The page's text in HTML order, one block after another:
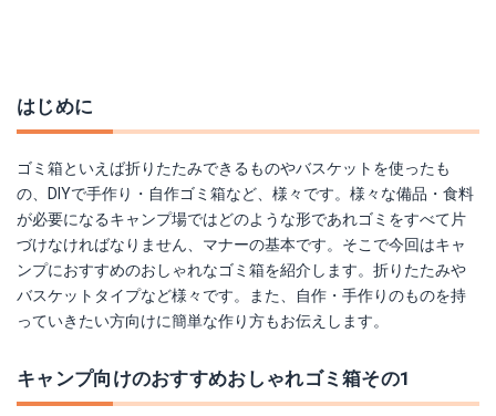
はじめに
ゴミ箱といえば折りたたみできるものやバスケットを使ったも
の、DIYで手作り・自作ゴミ箱など、様々です。様々な備品・食料
が必要になるキャンプ場ではどのような形であれゴミをすべて片
づけなければなりません、マナーの基本です。そこで今回はキャ
ンプにおすすめのおしゃれなゴミ箱を紹介します。折りたたみや
バスケットタイプなど様々です。また、自作・手作りのものを持
っていきたい方向けに簡単な作り方もお伝えします。
キャンプ向けのおすすめおしゃれゴミ箱その1